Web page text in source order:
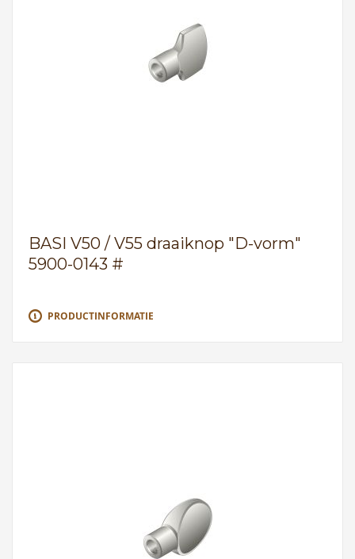
BASI V50 / V55 draaiknop "D-vorm"
5900-0143 #
PRODUCTINFORMATIE